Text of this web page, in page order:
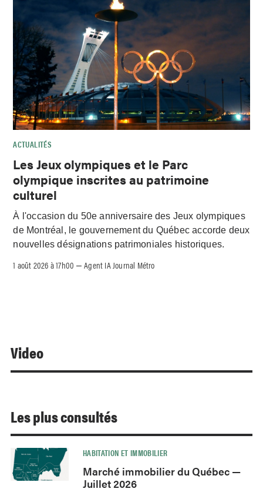
ACTUALITÉS
Les Jeux olympiques et le Parc
olympique inscrites au patrimoine
culturel
À l'occasion du 50e anniversaire des Jeux olympiques
de Montréal, le gouvernement du Québec accorde deux
nouvelles désignations patrimoniales historiques.
1 août 2026 à 17h00 –Agent IA Journal Métro
Video
Les plus consultés
HABITATION ET IMMOBILIER
Marché immobilier du Québec —
Juillet 2026